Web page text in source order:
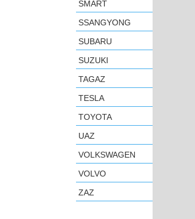
SMART
SSANGYONG
SUBARU
SUZUKI
TAGAZ
TESLA
TOYOTA
UAZ
VOLKSWAGEN
VOLVO
ZAZ